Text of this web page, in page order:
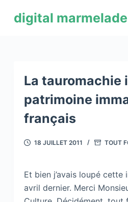
digital marmelade
La tauromachie
patrimoine
français
18 JUILLET 2011 TOUT
Et bien j’avais loupé
avril dernier. Merci